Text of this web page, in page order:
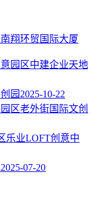
南翔环贸国际大厦
中建企业天地
园 2025-10-22
老外街国际文创
乐业LOFT创意中
2025-07-20